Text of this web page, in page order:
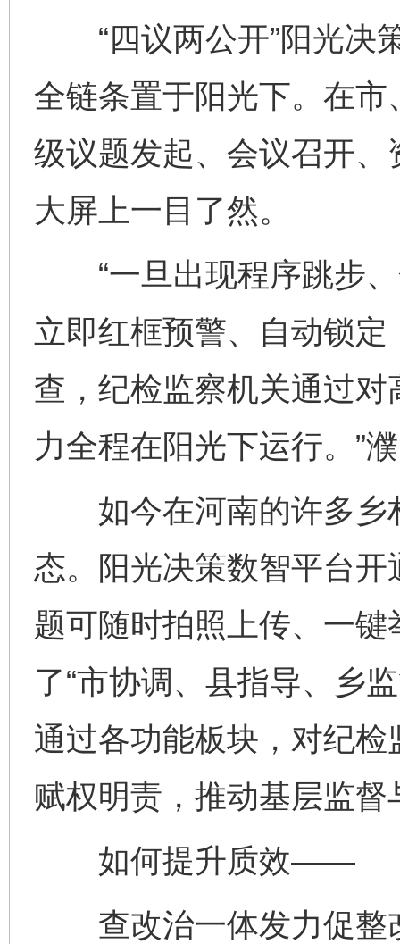
“四议两公开”阳光决
全链条置于阳光下。在
级议题发起、会议召开
大屏上一目了然。
“一旦出现程序跳步、
立即红框预警、自动锁
查，纪检监察机关通过
力全程在阳光下运行。”
如今在河南的许多乡
态。阳光决策数智平台
题可随时拍照上传、一
了“市协调、县指导、乡
通过各功能板块，对纪
赋权明责，推动基层监
如何提升质效——
查改治一体发力促整